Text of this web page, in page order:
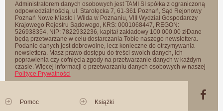
Administratorem danych osobowych jest TAMI SI spółka z ograniczoną
odpowiedzialnością, ul. Starołęcka 7, 61-361 Poznań, Sąd Rejonowy
Poznań Nowe Miasto i Wilda w Poznaniu, VIII Wydział Gospodarczy
Krajowego Rejestru Sądowego, KRS: 0001068447, REGON:
526938354, NIP: 7822932236, kapitał zakładowy 100 000,00 złDane
będą przetwarzane w celu dostarczania Tobie naszego newslettera.
Podanie danych jest dobrowolne, lecz konieczne do otrzymywania
newslettera. Masz prawo dostępu do treści swoich danych, ich
poprawienia czy cofnięcia zgody na przetwarzanie danych w każdym
czasie. Więcej informacji o przetwarzaniu danych osobowych w naszej
Polityce Prywatności
Pomoc Książki